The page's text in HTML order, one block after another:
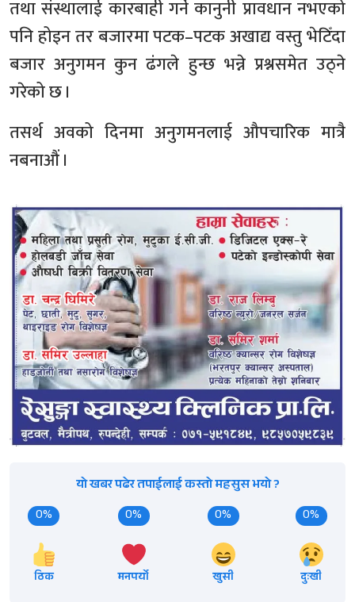
तथा संस्थालाई कारबाही गर्ने कानुनी प्रावधान नभएको
पनि होइन तर बजारमा पटक–पटक अखाद्य वस्तु भेटिँदा
बजार अनुगमन कुन ढंगले हुन्छ भन्ने प्रश्नसमेत उठ्ने
गरेको छ ।
तसर्थ अवको दिनमा अनुगमनलाई औपचारिक मात्रै
नबनाऔं ।
यो खबर पढेर तपाईलाई कस्तो महसुस भयो ?
0%
ठिक
0%
मनपर्यो
0%
खुसी
0%
दुःखी